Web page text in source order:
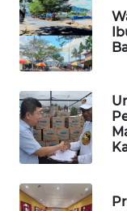
PLN
WATCH
MKLI
LPKKI
LKKI
KOPEKLIN